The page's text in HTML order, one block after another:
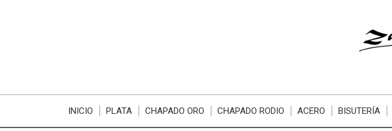
INICIO PLATA CHAPADO ORO CHAPADO RODIO ACERO BISUTERÍA